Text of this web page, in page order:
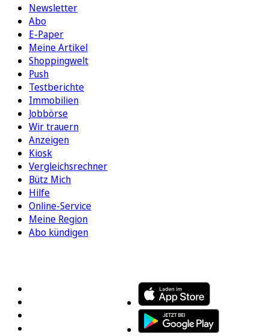
Newsletter
Abo
E-Paper
Meine Artikel
Shoppingwelt
Push
Testberichte
Immobilien
Jobbörse
Wir trauern
Anzeigen
Kiosk
Vergleichsrechner
Bütz Mich
Hilfe
Online-Service
Meine Region
Abo kündigen